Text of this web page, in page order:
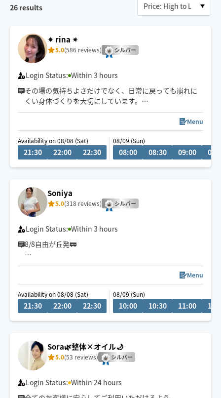
26 results
✴︎ rina ✴︎
5.0(586 reviews) シルバー
Login Status: Within 3 hours
その場の気持ちよさだけでなく、日常に戻っても崩れに
くい身体づくりを大切にしています。
タイ式をベースに「ほぐす・伸ばす・整える」を組み合
わせてお一人おひとりの状態に合わせ、身体のバランス
を丁寧に整えていきます。
Menu
Availability on 08/08 (Sat)
21:30 22:00 22:30
08/09 (Sun)
08:00 08:30 09:00
Soniya
5.0(318 reviews) シルバー
Login Status: Within 3 hours
8/8自由が丘発🚃
大きな手でしっかり圧を届けつつ、一人ひとりに合わせ
たオーダーメイド施術を行っています。中目黒・恵比
寿・渋谷・自由が丘を中心に活動。大手美容サロン広告
出演や個人サロン運営の実績があります。安心してお任
せください。
Menu
Availability on 08/08 (Sat)
21:30 22:00 22:30
08/09 (Sun)
10:00 10:30 11:00
Sora🌿整体×オイル🌙
5.0(53 reviews) シルバー
Login Status: Within 24 hours